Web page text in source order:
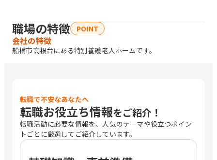
職場の特徴 POINT
会社の特徴
船橋市高根台にある特別養護老人ホームです。
転職で不安なあなたへ
転職お役立ち情報をご紹介！
転職活動に必要な情報を、人気のテーマや役立つポイン
トごとに厳選してご紹介しています。